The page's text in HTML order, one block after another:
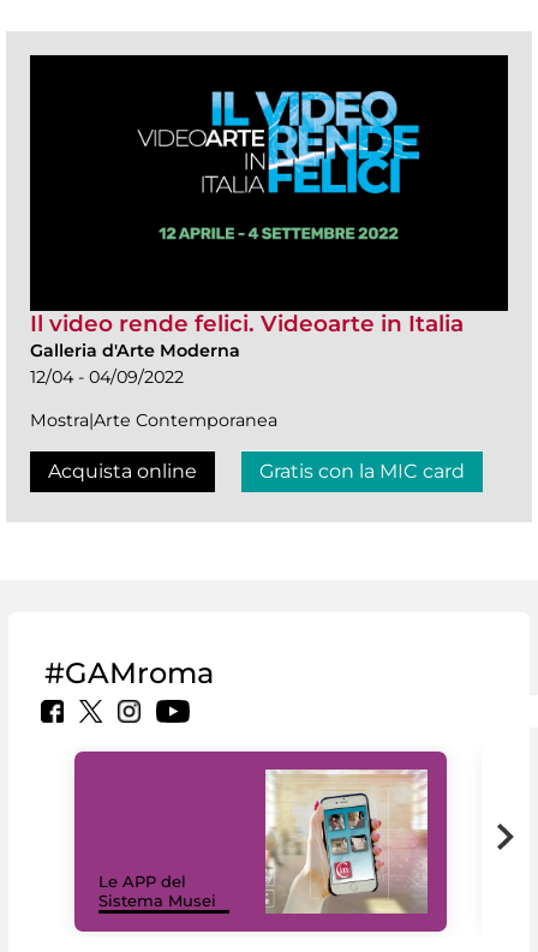
Il video rende felici. Videoarte in Italia
Galleria d'Arte Moderna
12/04 - 04/09/2022
Mostra|Arte Contemporanea
Acquista online Gratis con la MIC card
#GAMroma
Le APP del
Sistema Musei